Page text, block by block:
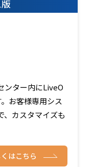
ンター内にLiveO
お客様専用シス
、カスタマイズも
はこちら